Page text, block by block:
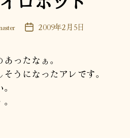
リ
投 2009年2月5日
ったなぁ。
うになったアレです。